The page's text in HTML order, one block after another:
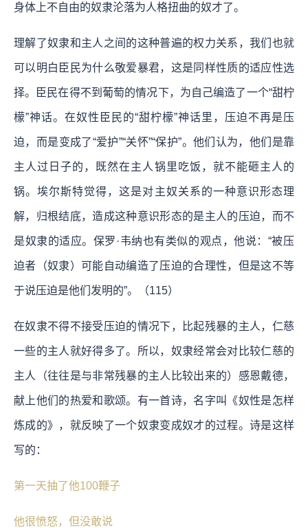
身体上不自由的奴隶沦落为人格扭曲的奴才了。
理解了奴隶和主人之间的这种普遍的权力关系，我们也就
可以明白臣民为什么敬爱暴君，这是同样性质的适应性选
择。臣民在得不到葡萄的情况下，为自己编造了一个“甜柠
檬”神话。在奴性臣民的“甜柠檬”神话里，压迫不再是压
迫，而是变成了“爱护”“关怀”“保护”。他们认为，他们是靠
主人过日子的，既然在主人锅里吃饭，就不能砸主人的
锅。埃尔斯特觉得，这是对主奴关系的一种意识形态理
解，归根结底，造成这种意识形态的是主人的压迫，而不
是奴隶的适应。保罗·韦纳也有类似的观点，他说：“被压
迫者（奴隶）可能自动编造了压迫的合理性，但是这不等
于说压迫是他们发明的”。（115）
在奴隶不得不接受压迫的情况下，比起残暴的主人，仁慈
一些的主人就好得多了。所以，奴隶经常会对比较仁慈的
主人（往往是与非常残暴的主人比较出来的）感恩戴德，
献上他们的热爱和歌颂。有一首诗，名字叫《奴性是怎样
炼成的》，就反映了一个奴隶变成奴才的过程。诗是这样
写的：
第一天抽了他100鞭子
他很愤怒，但没敢说